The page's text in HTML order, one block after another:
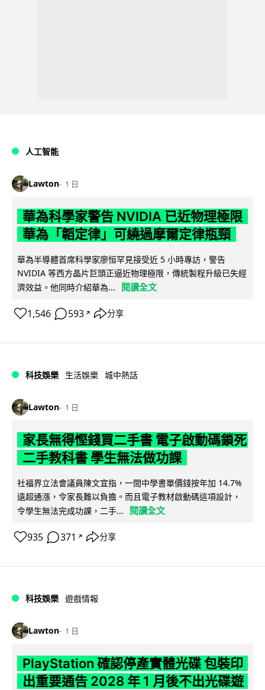
人工智能
Lawton 1 日
華為科學家警告 NVIDIA 已近物理極限
華為「韜定律」可繞過摩爾定律瓶頸
華為半導體首席科學家廖恒罕見接受近 5 小時專訪，警告
NVIDIA 等西方晶片巨頭正逼近物理極限，傳統製程升級已失經
濟效益。他同時介紹華為...
閱讀全文
1,546 593 ↗ 分享
科技娛樂 生活娛樂 城中熱話
Lawton 1 日
家長無得慳錢買二手書 電子啟動碼鎖死
二手教科書 學生無法做功課
社福界立法會議員陳文宜指，一間中學書單價錢按年加 14.7%
遠超通漲，令家長難以負擔。而且電子教材啟動碼這項設計，
令學生無法完成功課，二手...
閱讀全文
935 371 ↗ 分享
科技娛樂 遊戲情報
Lawton 1 日
PlayStation 確認停產實體光碟 包裝印
出重要通告 2028 年 1 月後不出光碟遊